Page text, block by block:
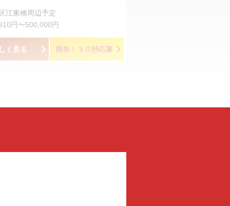
江東橋周辺予定
円〜500,000円
く見る 簡単！３０秒応募